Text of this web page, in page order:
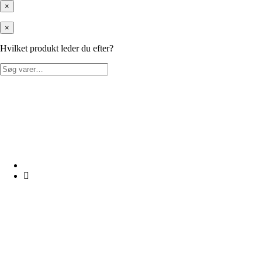
×
×
Hvilket produkt leder du efter?
Søg
efter: